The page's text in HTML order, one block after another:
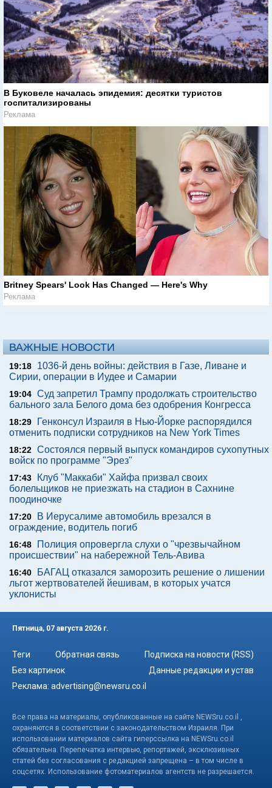
В Буковеле началась эпидемия: десятки туристов
госпитализированы
Реклама
Britney Spears' Look Has Changed — Here's Why
Реклама
ВАЖНЫЕ НОВОСТИ
19:18
1036-й день войны: действия в Газе, Ливане и
Сирии, операции в Иудее и Самарии
19:04 Суд запретил Трампу продолжать строительство
бального зала Белого дома без одобрения Конгресса
18:29
Генконсул Израиля в Нью-Йорке распорядился
отменить подписки сотрудников на New York Times
18:22 Состоялся первый выпуск командиров сухопутных
войск по программе "Эрез"
17:43
Клуб "Маккаби" Хайфа призвал своих
болельщиков не приезжать на стадион в Сахнине
поодиночке
17:20
В Иерусалиме автомобиль врезался в
ограждение, водитель погиб
16:48
Полиция опровергла слухи о "чрезвычайном
происшествии" на набережной Тель-Авива
16:40
БАГАЦ отказался заморозить решение о лишении
льгот жертвователей йешивам, в которых учатся
уклонисты
Пятница, 07 августа 2026 г.
Теги Обратная связь
Подписка на новости (RSS)
Без картинок
Данные редакции и устав
Реклама: advertising@newsru.co.il
Все права на материалы, опубликованные на сайте NEWSru.co.il ,
охраняются в соответствии с законодательством Израиля. При
использовании материалов сайта гиперссылка на NEWSru.co.il
обязательна. Перепечатка интервью, репортажей, эксклюзивных
статей без согласования с редакцией запрещена – в том числе в
соцсетях. Использование фотоматериалов агентств не разрешается.